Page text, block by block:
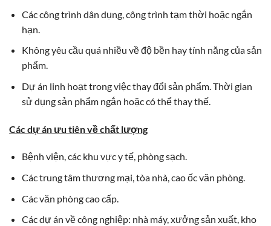
Các công trình dân dụng, công trình tạm thời hoặc ngắn
hạn.
Không yêu cầu quá nhiều về độ bền hay tính năng của sản
phẩm.
Dự án linh hoạt trong việc thay đổi sản phẩm. Thời gian
sử dụng sản phẩm ngắn hoặc có thể thay thế.
Các dự án ưu tiên về chất lượng
Bệnh viện, các khu vực y tế, phòng sạch.
Các trung tâm thương mại, tòa nhà, cao ốc văn phòng.
Các văn phòng cao cấp.
Các dự án về công nghiệp: nhà máy, xưởng sản xuất, kho